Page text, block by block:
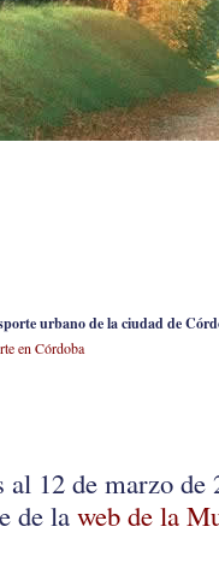
urbano de la ciudad de
en Córdoba
12 de marzo de
de laweb de la